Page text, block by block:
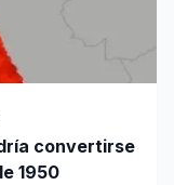
convertirse
1950